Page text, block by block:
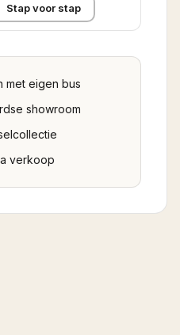
Stap voor stap
met eigen bus
showroom
verkoop